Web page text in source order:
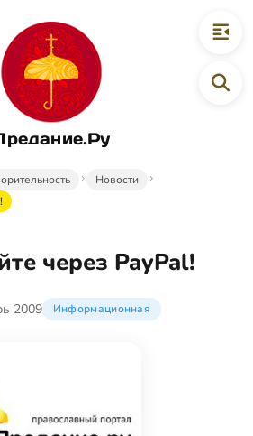
Новости
через PayPal!
2009 Информационная